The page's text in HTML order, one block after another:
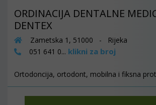
ORDINACIJA DENTALNE
DENTEX
Zametska 1, 51000 - Rijeka
051 641 0... klikni za broj
Ortodoncija, ortodont, mobilna i fiksna